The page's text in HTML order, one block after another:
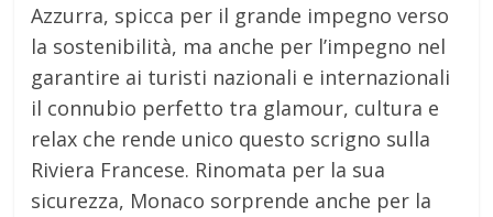
Azzurra, spicca per il grande impegno verso
la sostenibilità, ma anche per l’impegno nel
garantire ai turisti nazionali e internazionali
il connubio perfetto tra glamour, cultura e
relax che rende unico questo scrigno sulla
Riviera Francese. Rinomata per la sua
sicurezza, Monaco sorprende anche per la